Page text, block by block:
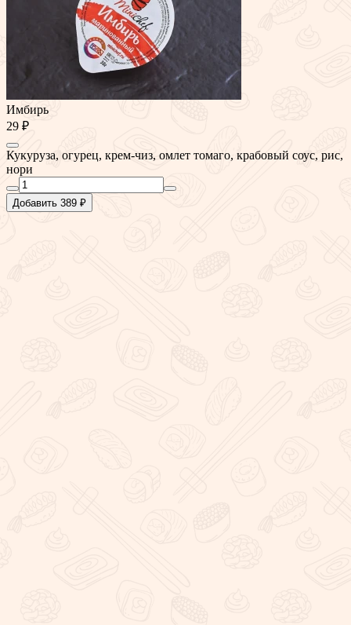
Имбирь
29 ₽
Кукуруза, огурец, крем-чиз, омлет томаго, крабовый соус, рис,
нори
Добавить 389 ₽